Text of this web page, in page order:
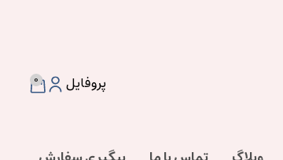
0 پروفایل